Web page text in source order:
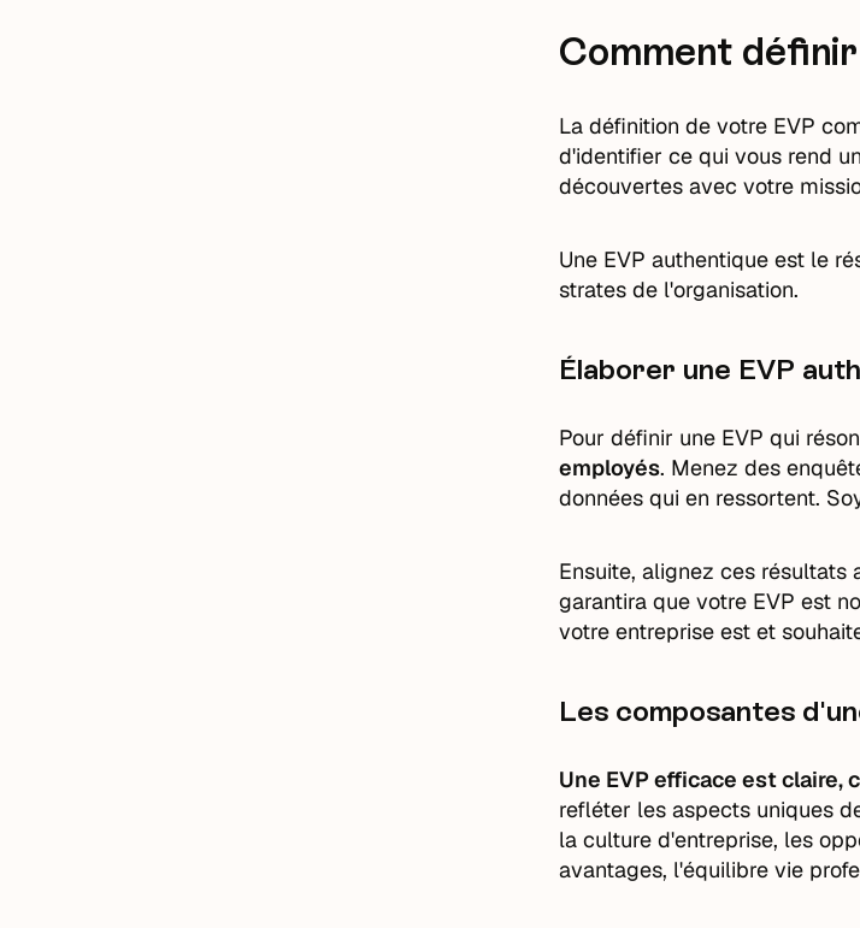
Comment
La définition de votre EVP
d'identifier ce qui vous rend
découvertes avec votre
Une EVP authentique est le
strates de l'organisation.
Élaborer une EVP
Pour définir une EVP qui
employés. Menez des
données qui en ressortent.
Ensuite, alignez ces
garantira que votre EVP est
votre entreprise est et
Les composantes
Une EVP efficace est claire,
refléter les aspects uniques
la culture d'entreprise, les
avantages, l'équilibre vie